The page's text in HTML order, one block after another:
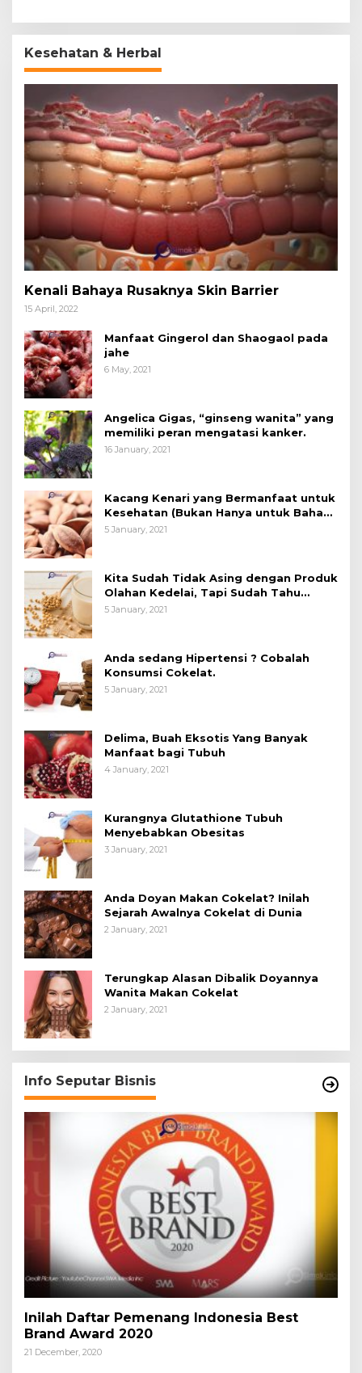
Kesehatan & Herbal
Kenali Bahaya Rusaknya Skin Barrier
15 April, 2022
Manfaat Gingerol dan Shaogaol pada
jahe
6 May, 2021
Angelica Gigas, “ginseng wanita” yang
memiliki peran mengatasi kanker.
16 January, 2021
Kacang Kenari yang Bermanfaat untuk
Kesehatan (Bukan Hanya untuk Bahan
Kue)
5 January, 2021
Kita Sudah Tidak Asing dengan Produk
Olahan Kedelai, Tapi Sudah Tahu
Manfaatnya untuk Kesehatan?
5 January, 2021
Anda sedang Hipertensi ? Cobalah
Konsumsi Cokelat.
5 January, 2021
Delima, Buah Eksotis Yang Banyak
Manfaat bagi Tubuh
4 January, 2021
Kurangnya Glutathione Tubuh
Menyebabkan Obesitas
3 January, 2021
Anda Doyan Makan Cokelat? Inilah
Sejarah Awalnya Cokelat di Dunia
2 January, 2021
Terungkap Alasan Dibalik Doyannya
Wanita Makan Cokelat
2 January, 2021
Info Seputar Bisnis
Inilah Daftar Pemenang Indonesia Best
Brand Award 2020
21 December, 2020